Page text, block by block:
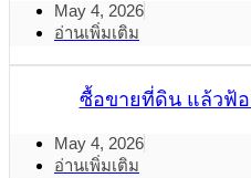
May 4, 2026
อ่านเพิ่มเติม
ซื้อขายที่ดิน แล้วฟ้
May 4, 2026
อ่านเพิ่มเติม